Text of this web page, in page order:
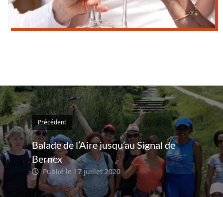
Précédent
Balade de l’Aire jusqu’au Signal de
Bernex
Publié le 17 juillet 2020